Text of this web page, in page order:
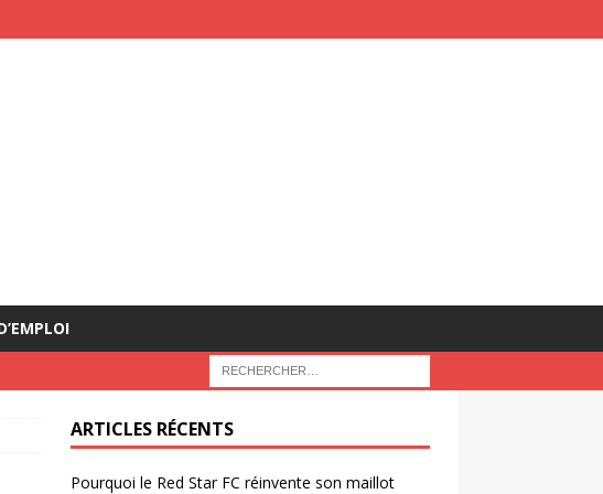
ARTICLES RÉCENTS
Pourquoi le Red Star FC réinvente son maillot